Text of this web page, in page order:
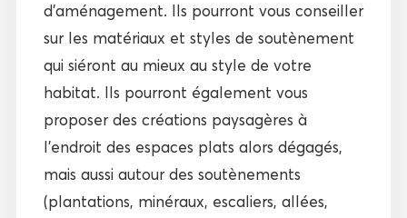
d’aménagement. Ils pourront vous conseiller
sur les matériaux et styles de soutènement
qui siéront au mieux au style de votre
habitat. Ils pourront également vous
proposer des créations paysagères à
l’endroit des espaces plats alors dégagés,
mais aussi autour des soutènements
(plantations, minéraux, escaliers, allées,